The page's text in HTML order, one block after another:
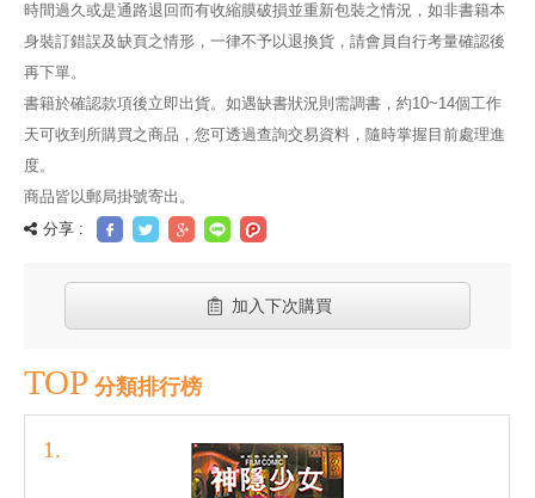
時間過久或是通路退回而有收縮膜破損並重新包裝之情況，如非書籍本
身裝訂錯誤及缺頁之情形，一律不予以退換貨，請會員自行考量確認後
再下單。
書籍於確認款項後立即出貨。如遇缺書狀況則需調書，約10~14個工作
天可收到所購買之商品，您可透過查詢交易資料，隨時掌握目前處理進
度。
商品皆以郵局掛號寄出。
分享 :
加入下次購買
TOP 分類排行榜